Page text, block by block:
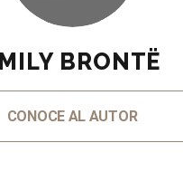
BRONTË
CONOCE AL AUTOR